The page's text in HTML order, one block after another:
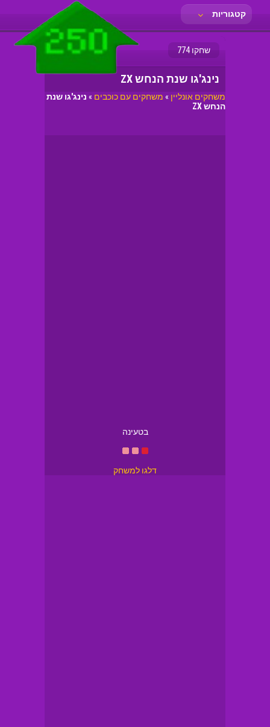
קטגוריות
שחקו 774
נינג'גו שנת הנחש ZX
משחקים אונליין » משחקים עם כוכבים » נינג'גו שנת
הנחש ZX
בטעינה
דלגו למשחק